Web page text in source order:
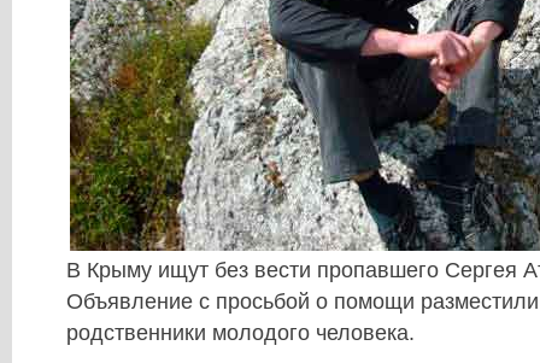
В Крыму ищут без вести пропавшего Сергея
Объявление с просьбой о помощи разместили
родственники молодого человека.